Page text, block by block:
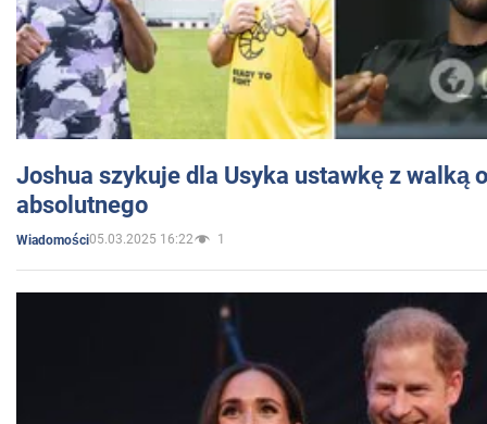
Joshua szykuje dla Usyka ustawkę z walką
absolutnego
Wiadomości05.03.2025 16:22 1